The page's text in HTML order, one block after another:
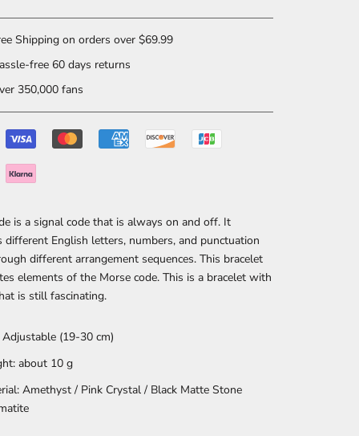
Shipping on orders over $69.99
free 60 days returns
350,000 fans
is a signal code that is always on and off. It
different English letters, numbers, and punctuation
different arrangement sequences. This bracelet
elements of the Morse code. This is a bracelet with
is still fascinating.
Adjustable (19-30 cm)
about 10 g
Amethyst / Pink Crystal / Black Matte Stone